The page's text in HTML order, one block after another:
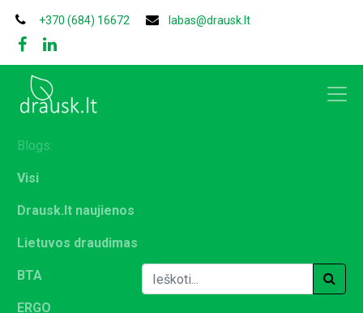
+370 (684) 16672 labas@drausk.lt
Blogs:
Visi
Drausk.lt naujienos
Lietuvos draudimas
BTA
ERGO